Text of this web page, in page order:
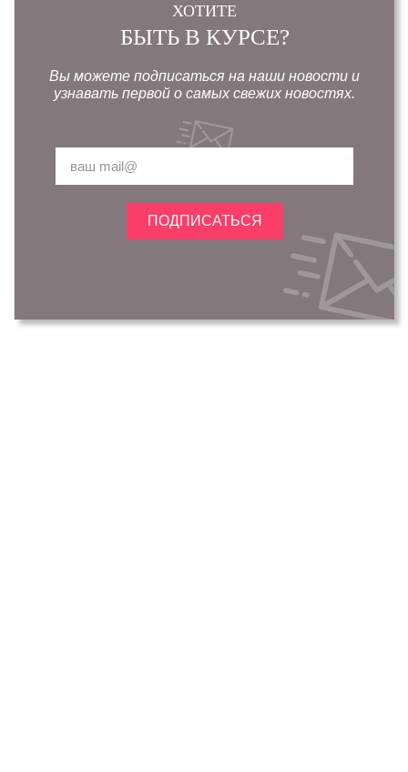
ХОТИТЕ
БЫТЬ В КУРСЕ?
Вы можете подписаться на наши новости и
узнавать первой о самых свежих новостях.
ПОДПИСАТЬСЯ